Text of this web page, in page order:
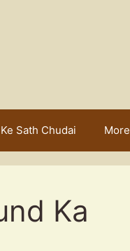
Sath Chudai More
Ka